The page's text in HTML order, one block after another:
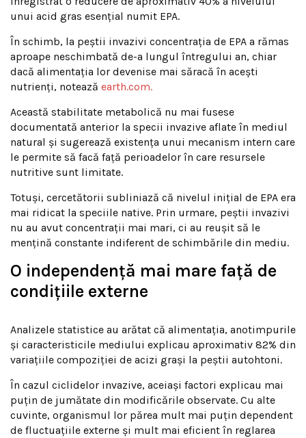
unui acid gras esențial numit EPA.
În schimb, la peștii invazivi concentrația de EPA a rămas
aproape neschimbată de-a lungul întregului an, chiar
dacă alimentația lor devenise mai săracă în acești
nutrienți, notează earth.com.
Această stabilitate metabolică nu mai fusese
documentată anterior la specii invazive aflate în mediul
natural și sugerează existența unui mecanism intern care
le permite să facă față perioadelor în care resursele
nutritive sunt limitate.
Totuși, cercetătorii subliniază că nivelul inițial de EPA era
mai ridicat la speciile native. Prin urmare, peștii invazivi
nu au avut concentrații mai mari, ci au reușit să le
mențină constante indiferent de schimbările din mediu.
O independență mai mare față de
condițiile externe
Analizele statistice au arătat că alimentația, anotimpurile
și caracteristicile mediului explicau aproximativ 82% din
variațiile compoziției de acizi grași la peștii autohtoni.
În cazul ciclidelor invazive, aceiași factori explicau mai
puțin de jumătate din modificările observate. Cu alte
cuvinte, organismul lor părea mult mai puțin dependent
de fluctuațiile externe și mult mai eficient în reglarea